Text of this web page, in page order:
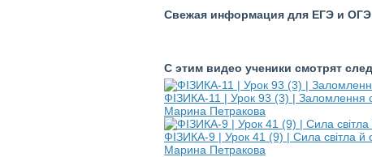
Свежая информация для ЕГЭ и ОГЭ
С этим видео ученики смотрят
ФІЗИКА-11 | Урок 93 (3) | Заломлення
Марина Петракова
ФІЗИКА-9 | Урок 41 (9) | Сила світла й
Марина Петракова